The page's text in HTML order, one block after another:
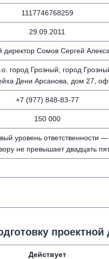
1117746768259
29.09.2011
директор Сомов Сергей
город Грозный, город
Дени Арсанова, дом 27,
+7 (977) 848-83-77
150 000
уровень ответственности —
не превышает двадцать
проектной
Действует